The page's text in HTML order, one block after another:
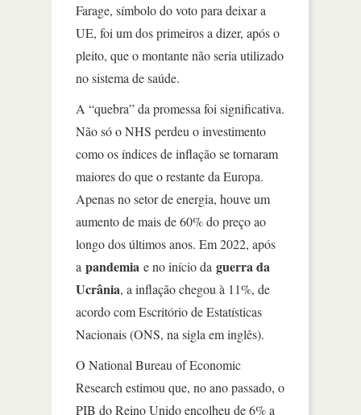
Farage, símbolo do voto para deixar a
UE, foi um dos primeiros a dizer, após o
pleito, que o montante não seria utilizado
no sistema de saúde.
A “quebra” da promessa foi significativa.
Não só o NHS perdeu o investimento
como os índices de inflação se tornaram
maiores do que o restante da Europa.
Apenas no setor de energia, houve um
aumento de mais de 60% do preço ao
longo dos últimos anos. Em 2022, após
a pandemia e no início da guerra da
Ucrânia, a inflação chegou à 11%, de
acordo com Escritório de Estatísticas
Nacionais (ONS, na sigla em inglês).
O National Bureau of Economic
Research estimou que, no ano passado, o
PIB do Reino Unido encolheu de 6% a